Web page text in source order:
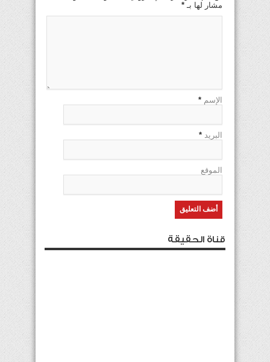
مشار لها بـ *
الإسم *
البريد *
الموقع
قناة الحقيقة